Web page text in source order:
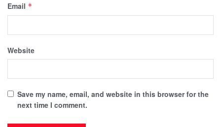
Email *
Website
Save my name, email, and website in this browser for the
next time I comment.